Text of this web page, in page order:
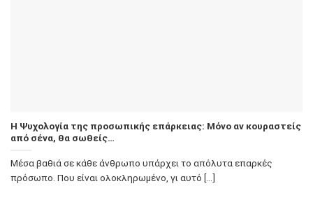
Η Ψυχολογία της προσωπικής επάρκειας: Μόνο αν κουραστείς
από σένα, θα σωθείς…
Μέσα βαθιά σε κάθε άνθρωπο υπάρχει το απόλυτα επαρκές
πρόσωπο. Που είναι ολοκληρωμένο, γι αυτό [...]